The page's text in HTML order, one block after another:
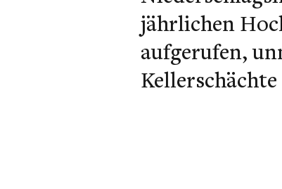
jährlichen
aufgerufen,